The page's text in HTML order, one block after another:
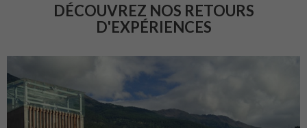
DÉCOUVREZ NOS RETOURS
D'EXPÉRIENCES